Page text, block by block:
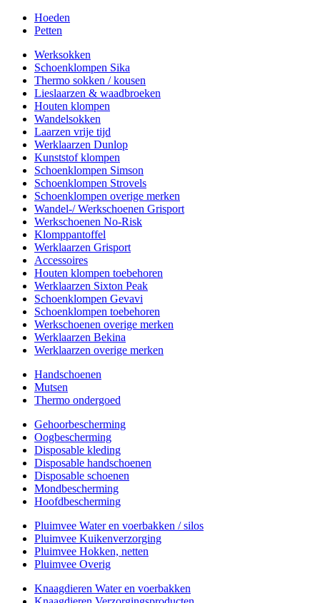
Hoeden
Petten
Werksokken
Schoenklompen Sika
Thermo sokken / kousen
Lieslaarzen & waadbroeken
Houten klompen
Wandelsokken
Laarzen vrije tijd
Werklaarzen Dunlop
Kunststof klompen
Schoenklompen Simson
Schoenklompen Strovels
Schoenklompen overige merken
Wandel-/ Werkschoenen Grisport
Werkschoenen No-Risk
Klomppantoffel
Werklaarzen Grisport
Accessoires
Houten klompen toebehoren
Werklaarzen Sixton Peak
Schoenklompen Gevavi
Schoenklompen toebehoren
Werkschoenen overige merken
Werklaarzen Bekina
Werklaarzen overige merken
Handschoenen
Mutsen
Thermo ondergoed
Gehoorbescherming
Oogbescherming
Disposable kleding
Disposable handschoenen
Disposable schoenen
Mondbescherming
Hoofdbescherming
Pluimvee Water en voerbakken / silos
Pluimvee Kuikenverzorging
Pluimvee Hokken, netten
Pluimvee Overig
Knaagdieren Water en voerbakken